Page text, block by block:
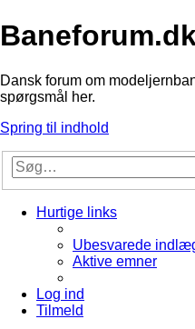
Dansk forum om
spørgsmål her.
Spring til indhold
Hurtige links
Ubesvarede
Aktive emner
Log ind
Tilmeld